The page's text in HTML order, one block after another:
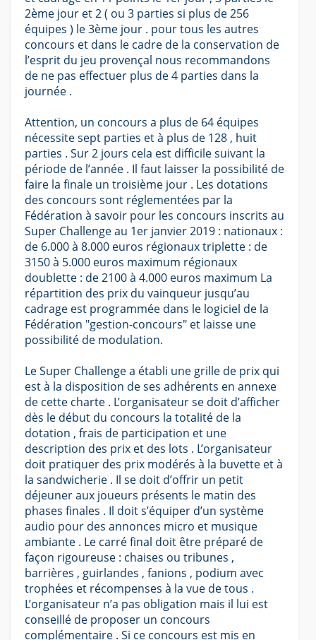
2ème jour et 2 ( ou 3 parties si plus de 256
équipes ) le 3ème jour . pour tous les autres
concours et dans le cadre de la conservation de
l’esprit du jeu provençal nous recommandons
de ne pas effectuer plus de 4 parties dans la
journée .
Attention, un concours a plus de 64 équipes
nécessite sept parties et à plus de 128 , huit
parties . Sur 2 jours cela est difficile suivant la
période de l’année . Il faut laisser la possibilité de
faire la finale un troisième jour . Les dotations
des concours sont réglementées par la
Fédération à savoir pour les concours inscrits au
Super Challenge au 1er janvier 2019 : nationaux :
de 6.000 à 8.000 euros régionaux triplette : de
3150 à 5.000 euros maximum régionaux
doublette : de 2100 à 4.000 euros maximum La
répartition des prix du vainqueur jusqu’au
cadrage est programmée dans le logiciel de la
Fédération "gestion-concours" et laisse une
possibilité de modulation.
Le Super Challenge a établi une grille de prix qui
est à la disposition de ses adhérents en annexe
de cette charte . L’organisateur se doit d’afficher
dès le début du concours la totalité de la
dotation , frais de participation et une
description des prix et des lots . L’organisateur
doit pratiquer des prix modérés à la buvette et à
la sandwicherie . Il se doit d’offrir un petit
déjeuner aux joueurs présents le matin des
phases finales . Il doit s’équiper d’un système
audio pour des annonces micro et musique
ambiante . Le carré final doit être préparé de
façon rigoureuse : chaises ou tribunes ,
barrières , guirlandes , fanions , podium avec
trophées et récompenses à la vue de tous .
L’organisateur n’a pas obligation mais il lui est
conseillé de proposer un concours
complémentaire . Si ce concours est mis en